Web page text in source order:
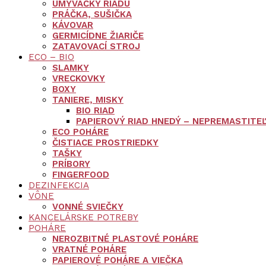
UMÝVAČKY RIADU
PRÁČKA, SUŠIČKA
KÁVOVAR
GERMICÍDNE ŽIARIČE
ZATAVOVACÍ STROJ
ECO – BIO
SLAMKY
VRECKOVKY
BOXY
TANIERE, MISKY
BIO RIAD
PAPIEROVÝ RIAD HNEDÝ –
ECO POHÁRE
ČISTIACE PROSTRIEDKY
TAŠKY
PRÍBORY
FINGERFOOD
DEZINFEKCIA
VÔNE
VONNÉ SVIEČKY
KANCELÁRSKE POTREBY
POHÁRE
NEROZBITNÉ PLASTOVÉ POHÁRE
VRATNÉ POHÁRE
PAPIEROVÉ POHÁRE A VIEČKA